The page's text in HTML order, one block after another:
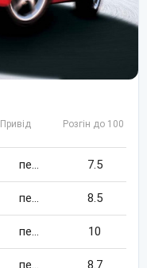
Привід Розгін до 100 км/
передній 7.5
передній 8.5
передній 10
передній 8.7